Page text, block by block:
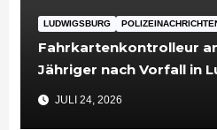
LUDWIGSBURG
Fahrkartenkontrolleur
Jähriger nach Vorfall in
Untersuchungshaft
JULI 24, 2026